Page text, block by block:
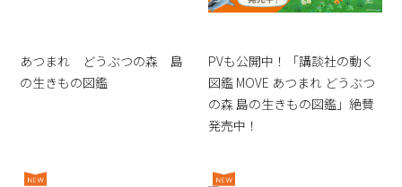
あつまれ どうぶつの森 島
の生きもの図鑑
PVも公開中！「講談社の動く
図鑑 MOVE あつまれ どうぶつ
の森 島の生きもの図鑑」絶賛
発売中！